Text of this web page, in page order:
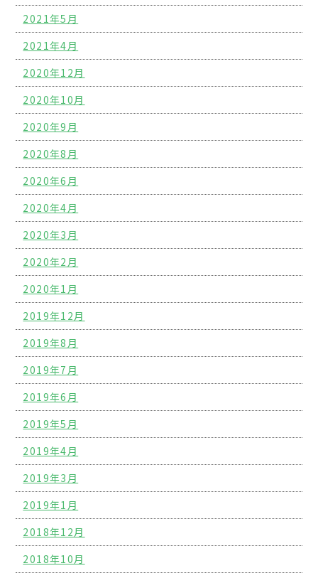
2021年5月
2021年4月
2020年12月
2020年10月
2020年9月
2020年8月
2020年6月
2020年4月
2020年3月
2020年2月
2020年1月
2019年12月
2019年8月
2019年7月
2019年6月
2019年5月
2019年4月
2019年3月
2019年1月
2018年12月
2018年10月